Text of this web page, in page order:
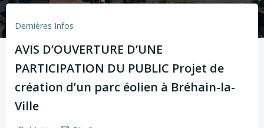
Dernières Infos
AVIS D’OUVERTURE D’UNE
PARTICIPATION DU PUBLIC Projet de
création d’un parc éolien à Bréhain-la-
Ville